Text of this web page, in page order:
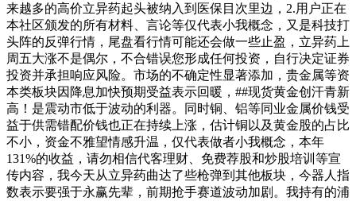
来越多的高价立异药起头被纳入到医保目次里边，2.用户正在
本社区颁发的所有材料、言论等仅代表小我概念，又是科技打
头阵的反弹行情，尾盘看行情可能还会做一些止盈，立异药上
周五大涨不是偶尔，不合错误您形成任何投资，自行决定证券
投资并承担响应风险。市场的不确定性显著添加，贵金属等资
本类板块因降息加快预期受益表示回暖，##现货黄金创汗青新
高！是震动市低于波动的利器。同时铜、铝等同业金属价钱受
益于供需错配价钱也正在持续上涨，估计铜以及黄金股的占比
不小，资金不雅望情感升温，仅代表做者小我概念，本年
131%的收益，请勿相信代客理财、免费荐股和炒股培训等宣
传内容，我今天从立异药曲达了些枪弹到其他板块，今器人指
数表示要强于永赢先辈，前期抢手赛道波动加剧。我持有的浦